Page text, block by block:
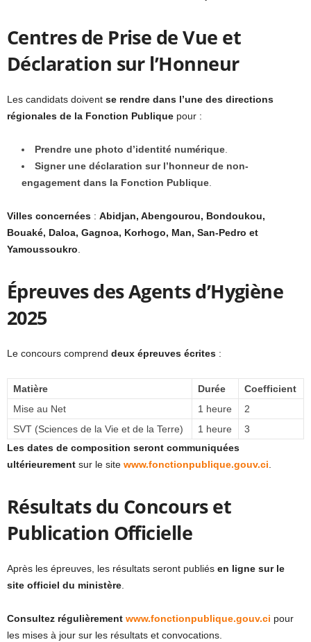
Centres de Prise de Vue et
Déclaration sur l’Honneur
Les candidats doivent se rendre dans l’une des directions
régionales de la Fonction Publique pour :
Prendre une photo d’identité numérique.
Signer une déclaration sur l’honneur de non-
engagement dans la Fonction Publique.
Villes concernées : Abidjan, Abengourou, Bondoukou,
Bouaké, Daloa, Gagnoa, Korhogo, Man, San-Pedro et
Yamoussoukro.
Épreuves des Agents d’Hygiène
2025
Le concours comprend deux épreuves écrites :
Matière Durée
Coefficient
Mise au Net
1 heure
2
SVT (Sciences de la Vie et de la Terre)
1 heure
3
Les dates de composition seront communiquées
ultérieurement sur le site www.fonctionpublique.gouv.ci.
Résultats du Concours et
Publication Officielle
Après les épreuves, les résultats seront publiés en ligne sur le
site officiel du ministère.
Consultez régulièrement www.fonctionpublique.gouv.ci pour
les mises à jour sur les résultats et convocations.